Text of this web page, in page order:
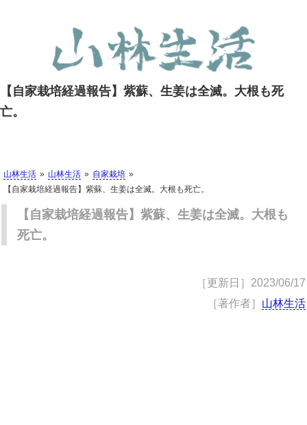
【自家栽培経過報告】紫蘇、生姜は全滅。大根も死
亡。
山林生活 山林生活
自家栽培
【自家栽培経過報告】紫蘇、生姜は全滅。大根も死亡。
【自家栽培経過報告】紫蘇、生姜は全滅。大根も
死亡。
［更新日］ 2023/06/17
［著作者］ 山林生活